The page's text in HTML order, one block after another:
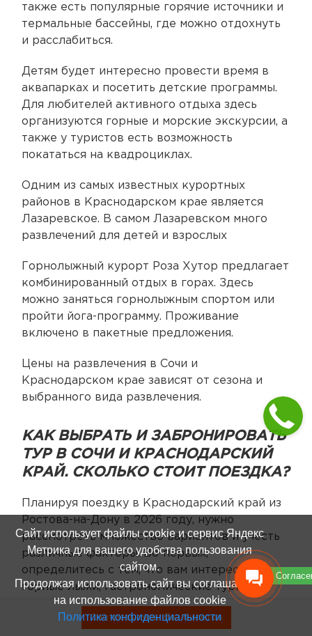
также есть популярные горячие источники и
термальные бассейны, где можно отдохнуть
и расслабиться.
Детям будет интересно провести время в
аквапарках и посетить детские программы.
Для любителей активного отдыха здесь
организуются горные и морские экскурсии, а
также у туристов есть возможность
покататься на квадроциклах.
Одним из самых известных курортных
районов в Краснодарском крае является
Лазаревское. В самом Лазаревском много
развлечений для детей и взрослых
Горнолыжный курорт Роза Хутор предлагает
комбинированный отдых в горах. Здесь
можно заняться горнолыжным спортом или
пройти йога-программу. Проживание
включено в пакетные предложения.
Цены на развлечения в Сочи и
Краснодарском крае зависят от сезона и
выбранного вида развлечения.
КАК ВЫБРАТЬ И ЗАБРОНИРОВАТЬ
ТУР В СОЧИ И КРАСНОДАРСКИЙ
КРАЙ. СКОЛЬКО СТОИТ ПОЕЗДКА?
Планируя поездку в Краснодарский край из
Ростова-на-Дону в 2026 году, нужно
рассмотреть множество вариантов и учесть
различные факторы. Во-первых,
определитесь с тем, что вам интересно:
горные лыжи, гастрономические туры,
лечебные источники или просто отдых на
море. В Краснодарском крае много чего
Смотреть туры без билетов
Сайт использует файлы cookie и сервис Яндекс
Метрика для вашего удобства пользования
сайтом.
Продолжая использовать сайт вы соглашаетесь
на использование файлов cookie
Политика конфиденциальности